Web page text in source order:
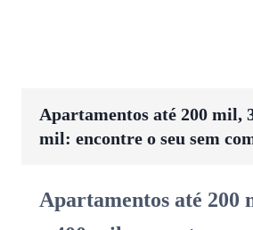
Apartamentos até 200 mil,
mil: encontre o seu sem
Apartamentos até 200